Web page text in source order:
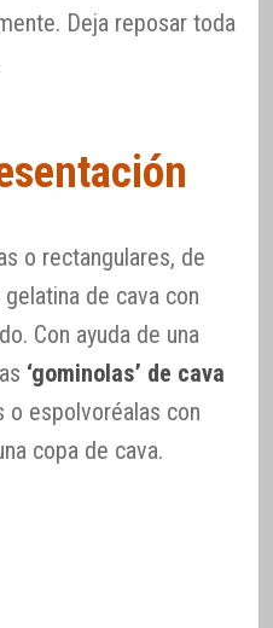
Deja reposar toda
o rectangulares, de
de cava con
Con ayuda de una
‘gominolas’ de cava
o espolvoréalas con
copa de cava.